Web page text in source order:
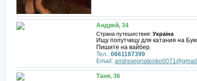
Андрей, 34
Страна путешествия: Україна
Ищу попутчицу для катания на
Пишите на вайбер.
Тел.: 0661187399
Email:
Таня, 36